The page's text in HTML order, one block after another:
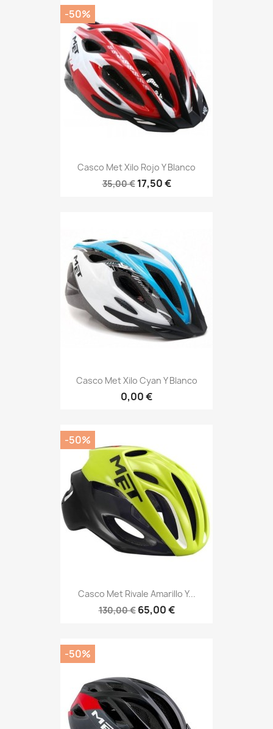
Casco Met Xilo Rojo Y Blanco
35,00 € 17,50 €
-50%
Casco Met Xilo Cyan Y Blanco
0,00 €
Casco Met Rivale Amarillo Y...
130,00 € 65,00 €
-50%
-50%